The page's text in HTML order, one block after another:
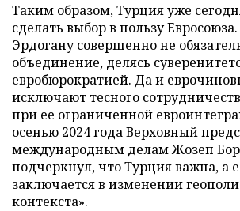
Таким образом, Турция уже
сделать выбор в пользу
Эрдогану совершенно не
объединение, делясь
евробюрократией. Да и
исключают тесного
при ее ограниченной
осенью 2024 года Верховный
международным делам Жозеп
подчеркнул, что Турция важна, а
заключается в изменении
контекста».